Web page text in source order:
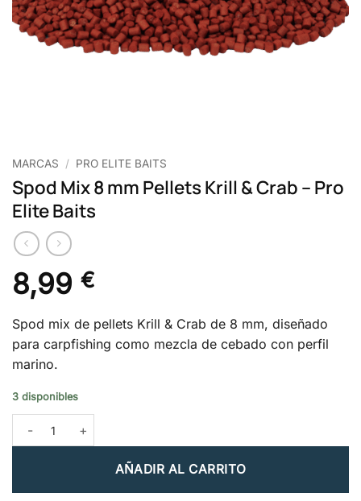
MARCAS / PRO ELITE BAITS
Spod Mix 8 mm Pellets Krill & Crab – Pro
Elite Baits
8,99 €
Spod mix de pellets Krill & Crab de 8 mm, diseñado
para carpfishing como mezcla de cebado con perfil
marino.
3 disponibles
AÑADIR AL CARRITO